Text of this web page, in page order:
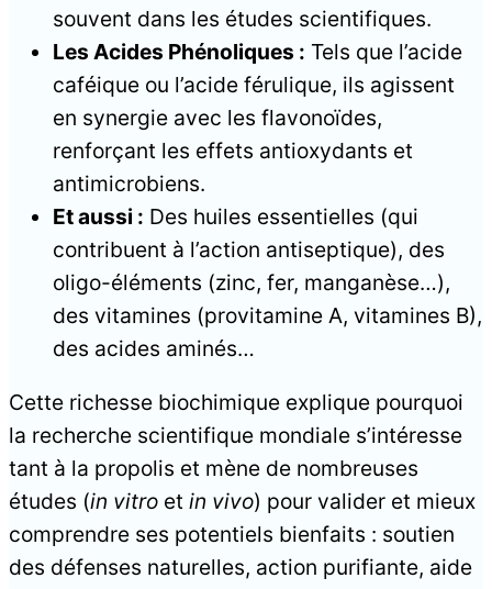
souvent dans les études scientifiques.
Les Acides Phénoliques : Tels que l’acide
caféique ou l’acide férulique, ils agissent
en synergie avec les flavonoïdes,
renforçant les effets antioxydants et
antimicrobiens.
Et aussi : Des huiles essentielles (qui
contribuent à l’action antiseptique), des
oligo-éléments (zinc, fer, manganèse…),
des vitamines (provitamine A, vitamines B),
des acides aminés…
Cette richesse biochimique explique pourquoi
la recherche scientifique mondiale s’intéresse
tant à la propolis et mène de nombreuses
études (in vitro et in vivo) pour valider et mieux
comprendre ses potentiels bienfaits : soutien
des défenses naturelles, action purifiante, aide